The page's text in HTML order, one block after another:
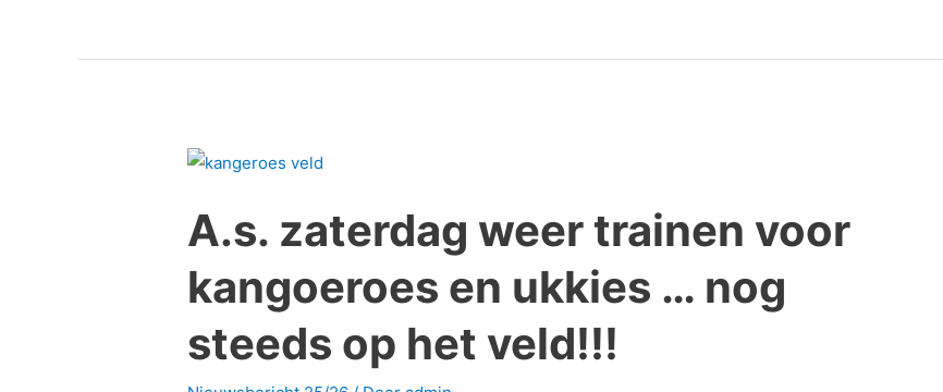
A.s. zaterdag weer trainen voor
kangoeroes en ukkies … nog
steeds op het veld!!!